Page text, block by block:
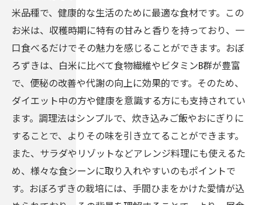
米品種で、健康的な生活のために最適な食材です。この
お米は、収穫時期に特有の甘みと香りを持っており、一
口食べるだけでその魅力を感じることができます。おぼ
ろずきは、白米に比べて食物繊維やビタミンB群が豊富
で、便秘の改善や代謝の向上に効果的です。そのため、
ダイエット中の方や健康を意識する方にも支持されてい
ます。調理法はシンプルで、炊き込みご飯やおにぎりに
することで、よりその味を引き立てることができます。
また、サラダやリゾットなどアレンジ料理にも使えるた
め、様々な食シーンに取り入れやすいのもポイントで
す。おぼろずきの栽培には、手間ひまをかけた愛情が込